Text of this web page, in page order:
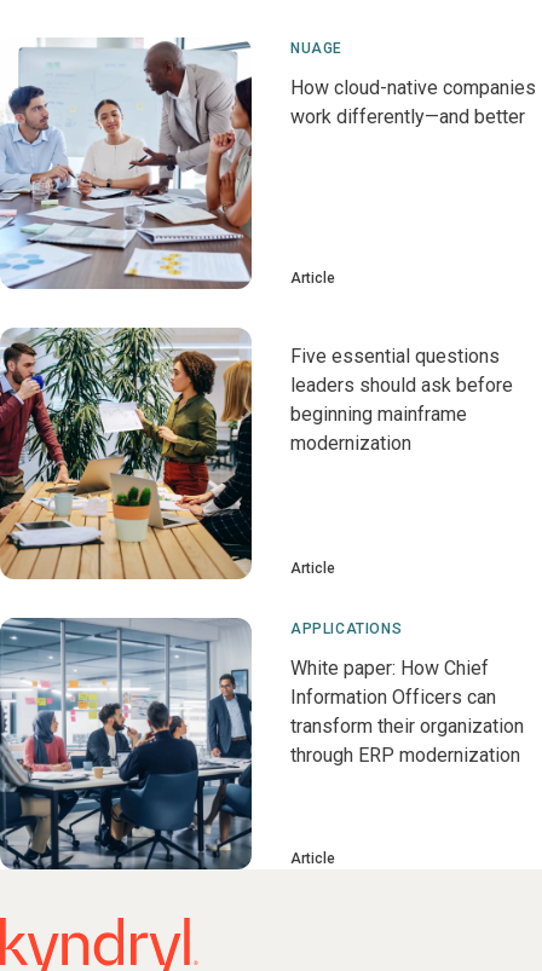
NUAGE
How cloud-native companies
work differently—and better
Article
Five essential questions
leaders should ask before
beginning mainframe
modernization
Article
APPLICATIONS
White paper: How Chief
Information Officers can
transform their organization
through ERP modernization
Article